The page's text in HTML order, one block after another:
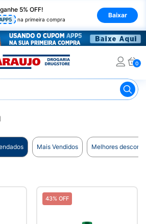
5% OFF!
na primeira compra
Baixar
0
Mais Vendidos Melhores
43% OFF